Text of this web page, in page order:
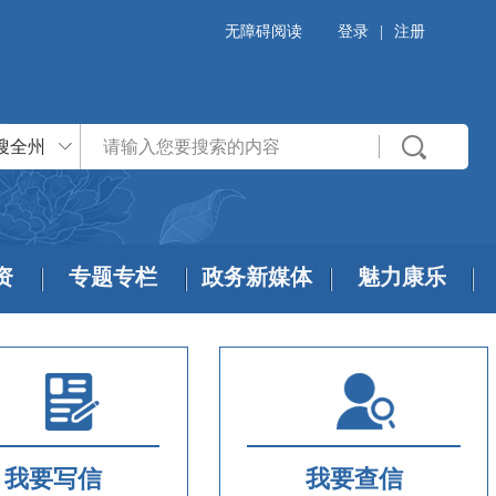
无障碍阅读 登录 注册
全州
专题专栏 政务新媒体 魅力康乐
我要写信 我要查信